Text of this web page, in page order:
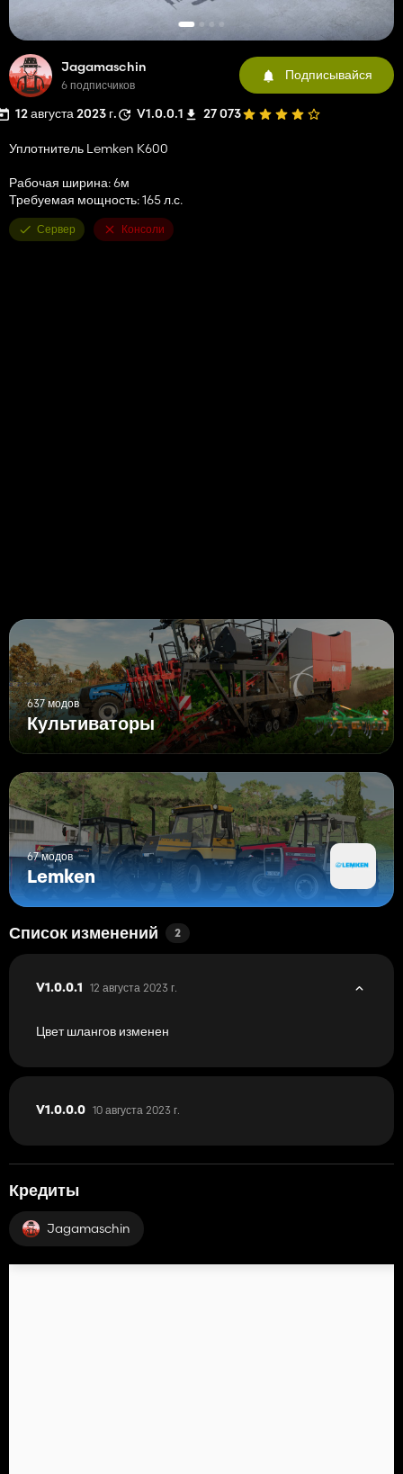
Jagamaschin
6 подписчиков
Подписывайся
12 августа 2023 г. V1.0.0.1 27 073
Уплотнитель Lemken K600
Рабочая ширина: 6м
Требуемая мощность: 165 л.с.
Сервер Консоли
637 модов
Культиваторы
67 модов
Lemken
Список изменений 2
V1.0.0.1 12 августа 2023 г.
Цвет шлангов изменен
V1.0.0.0 10 августа 2023 г.
Кредиты
Jagamaschin